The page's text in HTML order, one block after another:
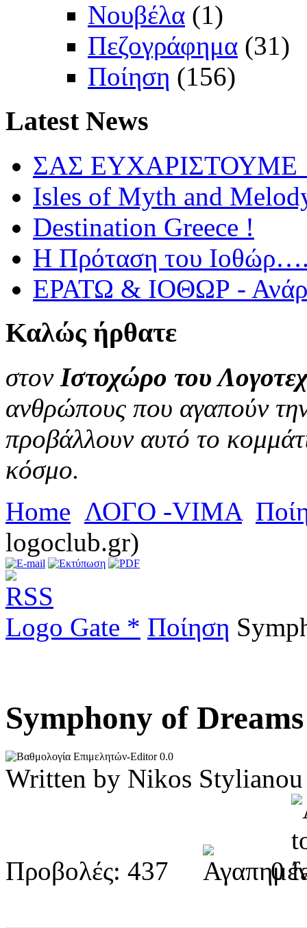
Νουβέλα (1)
Πεζογράφημα (31)
Ποίηση (156)
LatestNews
ΣΑΣ ΕΥΧΑΡΙΣΤΟΥΜΕ
Isles of Myth and
Destination Greece !
Η Πρόταση του
ΕΡΑΤΩ & ΙΟΘΩΡ -
Καλώς ήρθατε
στον Ιστοχώρο του
ανθρώπους που αγαπούν
προβάλλουν αυτό το
κόσμο.
Home ΛΟΓΟ -VIMA
logoclub.gr)
Logo Gate * Ποίηση
Symphony of
0.0
Written by Nikos
Προβολές: 437 0